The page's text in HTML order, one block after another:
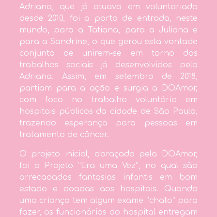
Adriana, que já atuava em voluntariado
desde 2010, foi a porta de entrada, neste
mundo, para a Tatiana, para a Juliana e
para a Sandrine, o que gerou esta vontade
conjunta de unirem-se em torno dos
trabalhos sociais já desenvolvidos pela
Adriana. Assim, em setembro de 2018,
partiam para a ação e surgia a DOAmor,
com foco no trabalho voluntário em
hospitais públicos da cidade de São Paulo,
trazendo esperança para pessoas em
tratamento de câncer.
O projeto inicial, abraçado pela DOAmor,
foi o Projeto “Era uma Vez”, no qual são
arrecadadas fantasias infantis em bom
estado e doadas aos hospitais. Quando
uma criança tem algum exame “chato” para
fazer, os funcionários do hospital entregam